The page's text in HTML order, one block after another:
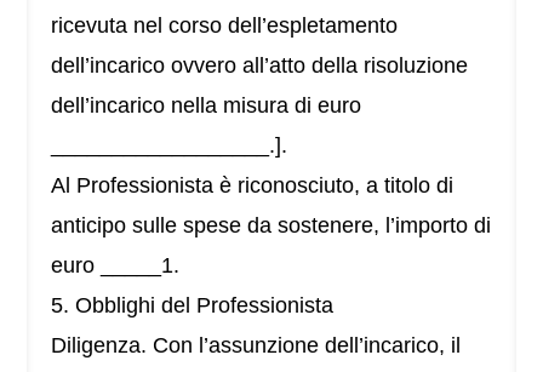
ricevuta nel corso dell’espletamento
dell’incarico ovvero all’atto della risoluzione
dell’incarico nella misura di euro
__________________.].
Al Professionista è riconosciuto, a titolo di
anticipo sulle spese da sostenere, l’importo di
euro _____1.
5. Obblighi del Professionista
Diligenza. Con l’assunzione dell’incarico, il